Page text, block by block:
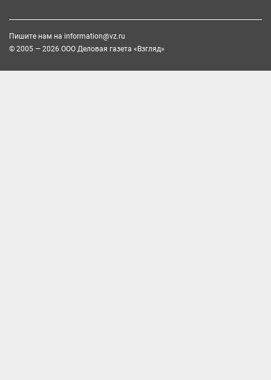
Пишите нам на information@vz.ru
© 2005 — 2026 ООО Деловая газета «Взгляд»